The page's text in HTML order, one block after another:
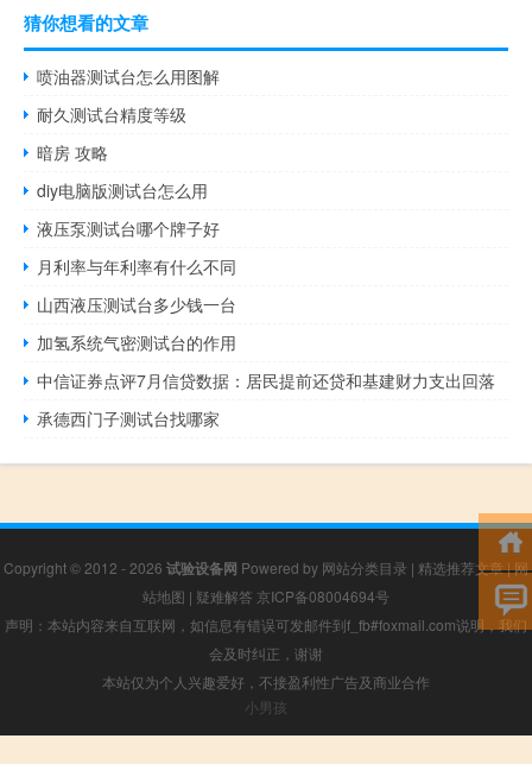
猜你想看的文章
喷油器测试台怎么用图解
耐久测试台精度等级
暗房 攻略
diy电脑版测试台怎么用
液压泵测试台哪个牌子好
月利率与年利率有什么不同
山西液压测试台多少钱一台
加氢系统气密测试台的作用
中信证券点评7月信贷数据：居民提前还贷和基建财力支出回落
承德西门子测试台找哪家
Copyright © 2012 - 2026 试验设备网 Powered by 网站分类目录 | 精选推荐文章|网
站地图 | 疑难解答 京ICP备08004694号
声明：本站内容来自互联网，如信息有错误可发邮件到f_fb#foxmail.com说明，我们
会及时纠正，谢谢
本站仅为个人兴趣爱好，不接盈利性广告及商业合作
小男孩